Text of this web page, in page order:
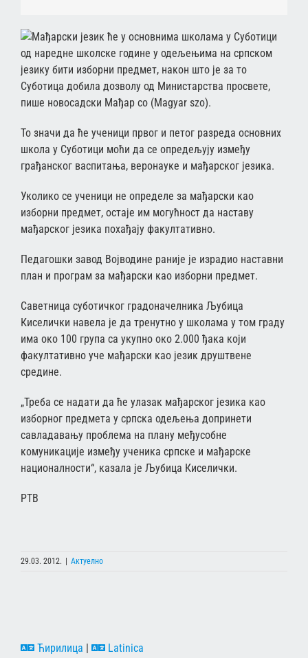
Мађарски језик ће у основнима школама у Суботици
од наредне школске године у одељењима на српском
језику бити изборни предмет, након што је за то
Суботица добила дозволу од Министарства просвете,
пише новосадски Мађар со (Magyar szo).
То значи да ће ученици првог и петог разреда основних
школа у Суботици моћи да се опредељују између
грађанског васпитања, веронауке и мађарског језика.
Уколико се ученици не определе за мађарски као
изборни предмет, остаје им могућност да наставу
мађарског језика похађају факултативно.
Педагошки завод Војводине раније је израдио наставни
план и програм за мађарски као изборни предмет.
Саветница суботичког градоначелника Љубица
Киселички навела је да тренутно у школама у том граду
има око 100 група са укупно око 2.000 ђака који
факултативно уче мађарски као језик друштвене
средине.
„Треба се надати да ће улазак мађарског језика као
изборног предмета у српска одељења допринети
савладавању проблема на плану међусобне
комуникације између ученика српске и мађарске
националности“, казала је Љубица Киселички.
РТВ
29.03. 2012. | Актуелно
Ћирилица | Latinica